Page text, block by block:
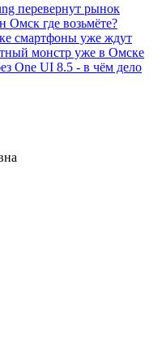
перевернут рынок
Омск где возьмёте?
смартфоны уже ждут
монстр уже в Омске
One UI 8.5 - в чём дело